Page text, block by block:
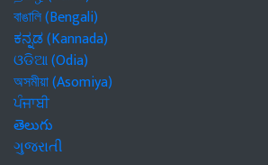
বাঙালি (Bengali)
ಕನ್ನಡ (Kannada)
ଓଡିଆ (Odia)
অসমীয়া (Asomiya)
ਪੰਜਾਬੀ
తెలుగు
ગુજરાતી